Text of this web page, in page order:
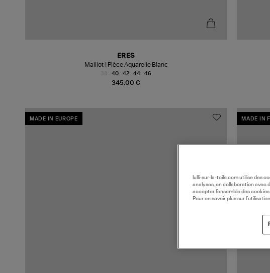
345,00 €
ERES
Maillot 1 Pièce Aquarelle Blanc
40 42 44 46
MADE IN EUROPE MADE IN
lulli-sur-la-toile.com utilise des
analyses, en collaboration avec
accepter l’ensemble des
Pour en savoir plus sur